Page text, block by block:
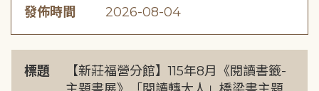
發佈時間 2026-08-04
標題
【新莊福營分館】115年8月《閱讀書籤-